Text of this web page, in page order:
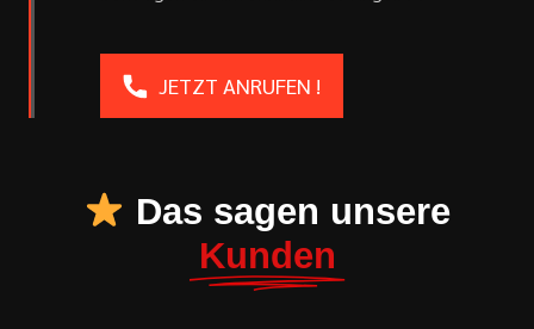
JETZT ANRUFEN !
Das sagen unsere
Kunden